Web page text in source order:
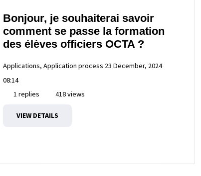
Bonjour, je souhaiterai savoir
comment se passe la formation
des élèves officiers OCTA ?
Applications, Application process 23 December, 2024
08:14
1 replies
418 views
VIEW DETAILS